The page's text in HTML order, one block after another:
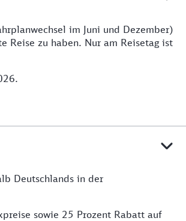
im Juni und Dezember)
Reise zu haben. Nur am Reisetag ist
Deutschlands in der
sowie 25 Prozent Rabatt auf